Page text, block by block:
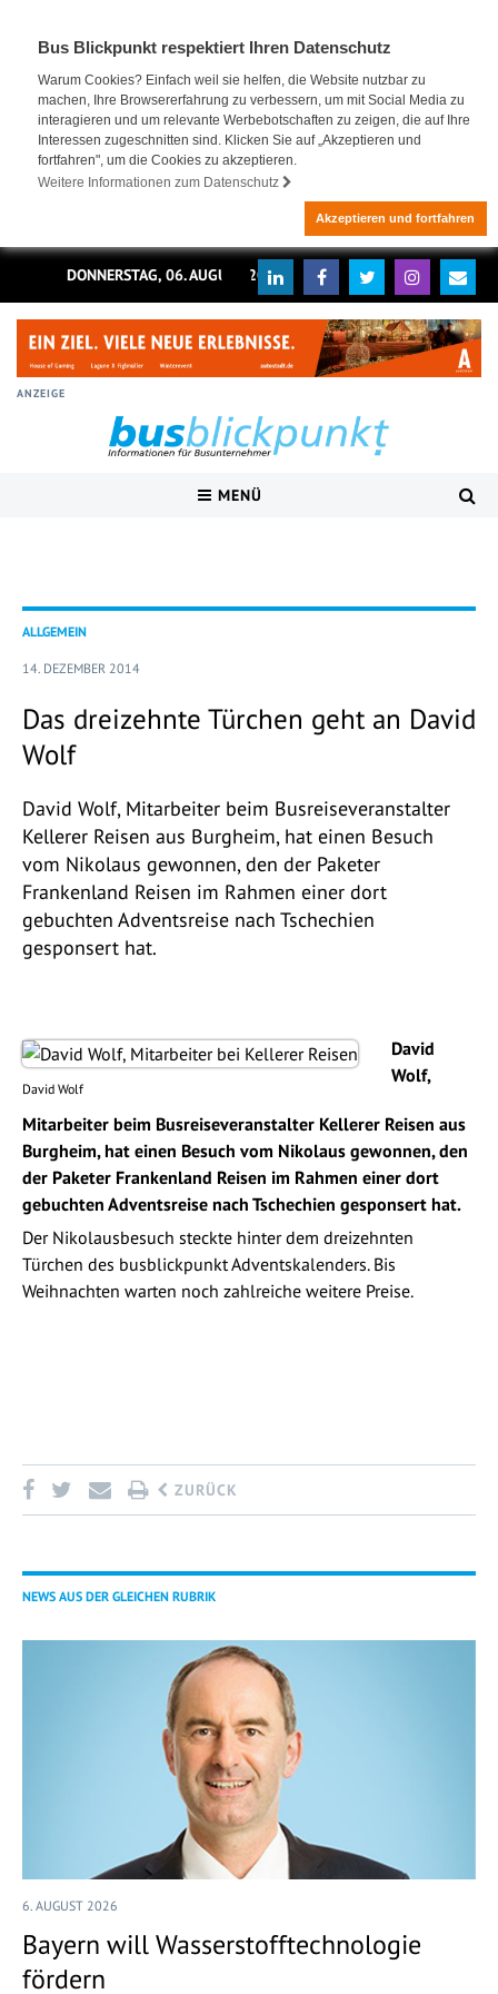
Bus Blickpunkt respektiert Ihren Datenschutz
Warum Cookies? Einfach weil sie helfen, die Website nutzbar zu
machen, Ihre Browsererfahrung zu verbessern, um mit Social Media zu
interagieren und um relevante Werbebotschaften zu zeigen, die auf Ihre
Interessen zugeschnitten sind. Klicken Sie auf „Akzeptieren und
fortfahren", um die Cookies zu akzeptieren.
Weitere Informationen zum Datenschutz
Akzeptieren und fortfahren
DONNERSTAG, 06. AUGUST 2026
ANZEIGE
MENÜ
ALLGEMEIN
14. DEZEMBER 2014
Das dreizehnte Türchen geht an David
Wolf
David Wolf, Mitarbeiter beim Busreiseveranstalter
Kellerer Reisen aus Burgheim, hat einen Besuch
vom Nikolaus gewonnen, den der Paketer
Frankenland Reisen im Rahmen einer dort
gebuchten Adventsreise nach Tschechien
gesponsert hat.
David Wolf
David
Wolf,
Mitarbeiter beim Busreiseveranstalter Kellerer Reisen aus
Burgheim, hat einen Besuch vom Nikolaus gewonnen, den
der Paketer Frankenland Reisen im Rahmen einer dort
gebuchten Adventsreise nach Tschechien gesponsert hat.
Der Nikolausbesuch steckte hinter dem dreizehnten
Türchen des busblickpunkt Adventskalenders. Bis
Weihnachten warten noch zahlreiche weitere Preise.
ZURÜCK
NEWS AUS DER GLEICHEN RUBRIK
6. AUGUST 2026
Bayern will Wasserstofftechnologie
fördern